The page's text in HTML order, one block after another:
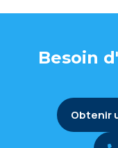
Besoin
Obtenir